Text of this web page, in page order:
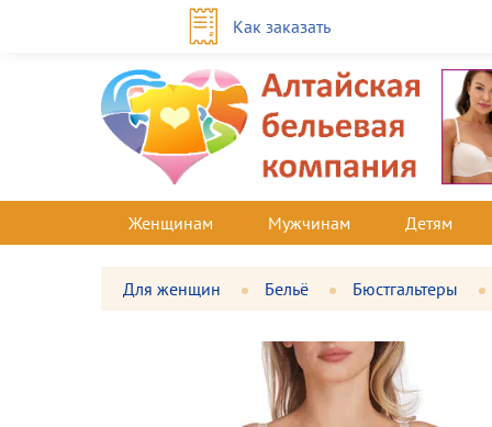
Как заказать
Женщинам Мужчинам Детям
Для женщин Бельё Бюстгальтеры
Фотографии
товара